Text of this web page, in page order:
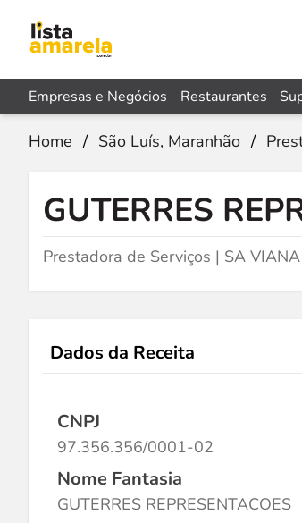
Empresas e Negócios Restaurantes
Home / São Luís, Maranhão /
GUTERRES
Prestadora de Serviços | SA
Dados da Receita
CNPJ
97.356.356/0001-02
Nome Fantasia
GUTERRES REPRESENTACOES